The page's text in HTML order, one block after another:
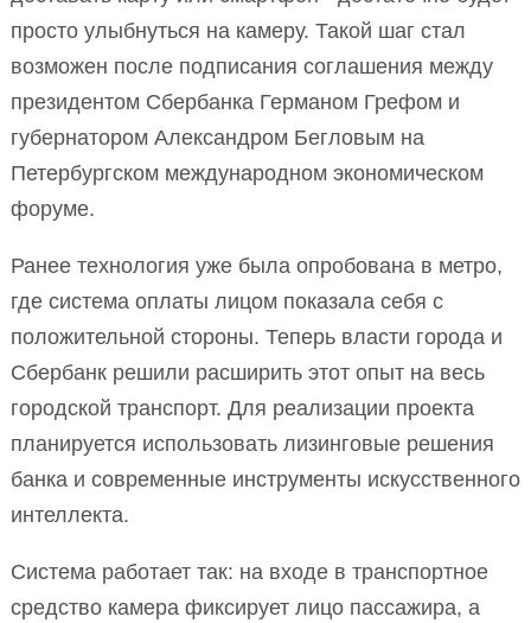
просто улыбнуться на камеру. Такой шаг стал
возможен после подписания соглашения между
президентом Сбербанка Германом Грефом и
губернатором Александром Бегловым на
Петербургском международном экономическом
форуме.
Ранее технология уже была опробована в метро,
где система оплаты лицом показала себя с
положительной стороны. Теперь власти города и
Сбербанк решили расширить этот опыт на весь
городской транспорт. Для реализации проекта
планируется использовать лизинговые решения
банка и современные инструменты искусственного
интеллекта.
Система работает так: на входе в транспортное
средство камера фиксирует лицо пассажира, а